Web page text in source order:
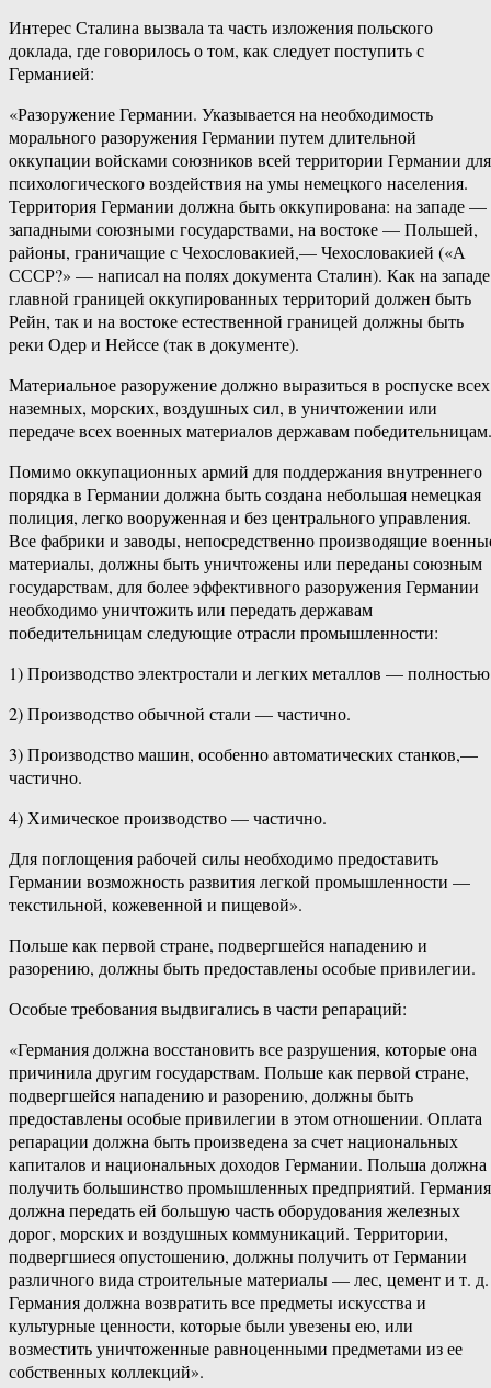
Интерес Сталина вызвала та часть изложения польского
доклада, где говорилось о том, как следует поступить с
Германией:
«Разоружение Германии. Указывается на необходимость
морального разоружения Германии путем длительной
оккупации войсками союзников всей территории Германии для
психологического воздействия на умы немецкого населения.
Территория Германии должна быть оккупирована: на западе —
западными союзными государствами, на востоке — Польшей,
районы, граничащие с Чехословакией,— Чехословакией («А
СССР?» — написал на полях документа Сталин). Как на западе
главной границей оккупированных территорий должен быть
Рейн, так и на востоке естественной границей должны быть
реки Одер и Нейссе (так в документе).
Материальное разоружение должно выразиться в роспуске всех
наземных, морских, воздушных сил, в уничтожении или
передаче всех военных материалов державам победительницам.
Помимо оккупационных армий для поддержания внутреннего
порядка в Германии должна быть создана небольшая немецкая
полиция, легко вооруженная и без центрального управления.
Все фабрики и заводы, непосредственно производящие
материалы, должны быть уничтожены или переданы союзным
государствам, для более эффективного разоружения Германии
необходимо уничтожить или передать державам
победительницам следующие отрасли промышленности:
1) Производство электростали и легких металлов —
2) Производство обычной стали — частично.
3) Производство машин, особенно автоматических станков,—
частично.
4) Химическое производство — частично.
Для поглощения рабочей силы необходимо предоставить
Германии возможность развития легкой промышленности —
текстильной, кожевенной и пищевой».
Польше как первой стране, подвергшейся нападению и
разорению, должны быть предоставлены особые привилегии.
Особые требования выдвигались в части репараций:
«Германия должна восстановить все разрушения, которые она
причинила другим государствам. Польше как первой стране,
подвергшейся нападению и разорению, должны быть
предоставлены особые привилегии в этом отношении. Оплата
репарации должна быть произведена за счет национальных
капиталов и национальных доходов Германии. Польша должна
получить большинство промышленных предприятий. Германия
должна передать ей большую часть оборудования железных
дорог, морских и воздушных коммуникаций. Территории,
подвергшиеся опустошению, должны получить от Германии
различного вида строительные материалы — лес, цемент и т. д.
Германия должна возвратить все предметы искусства и
культурные ценности, которые были увезены ею, или
возместить уничтоженные равноценными предметами из ее
собственных коллекций».